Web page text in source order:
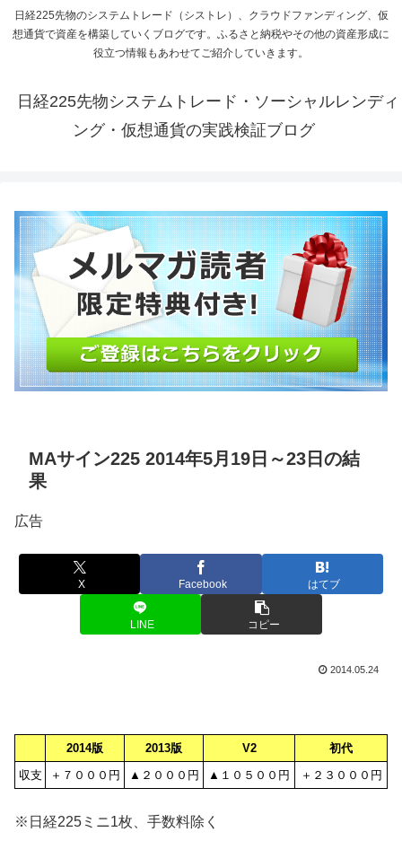
日経225先物のシステムトレード（シストレ）、クラウドファンディング、仮
想通貨で資産を構築していくブログです。ふるさと納税やその他の資産形成に
役立つ情報もあわせてご紹介していきます。
日経225先物システムトレード・ソーシャルレンディ
ング・仮想通貨の実践検証ブログ
MAサイン225 2014年5月19日～23日の結
果
広告
X Facebook はてブ
LINE コピー
2014.05.24
2014版 2013版 V2
初代
収支
＋７０００円 ▲２０００円 ▲１０５００円 ＋２３０００円
※日経225ミニ1枚、手数料除く